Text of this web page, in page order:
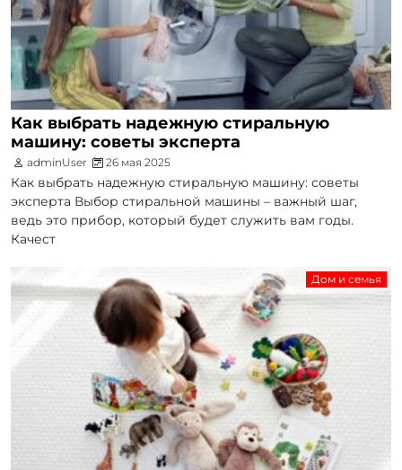
Как выбрать надежную стиральную
машину: советы эксперта
adminUser 26 мая 2025
Как выбрать надежную стиральную машину: советы
эксперта Выбор стиральной машины – важный шаг,
ведь это прибор, который будет служить вам годы.
Качест
Дом и семья